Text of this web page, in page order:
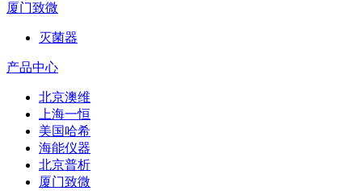
厦门致微
灭菌器
产品中心
北京澳维
上海一恒
美国哈希
海能仪器
北京普析
厦门致微